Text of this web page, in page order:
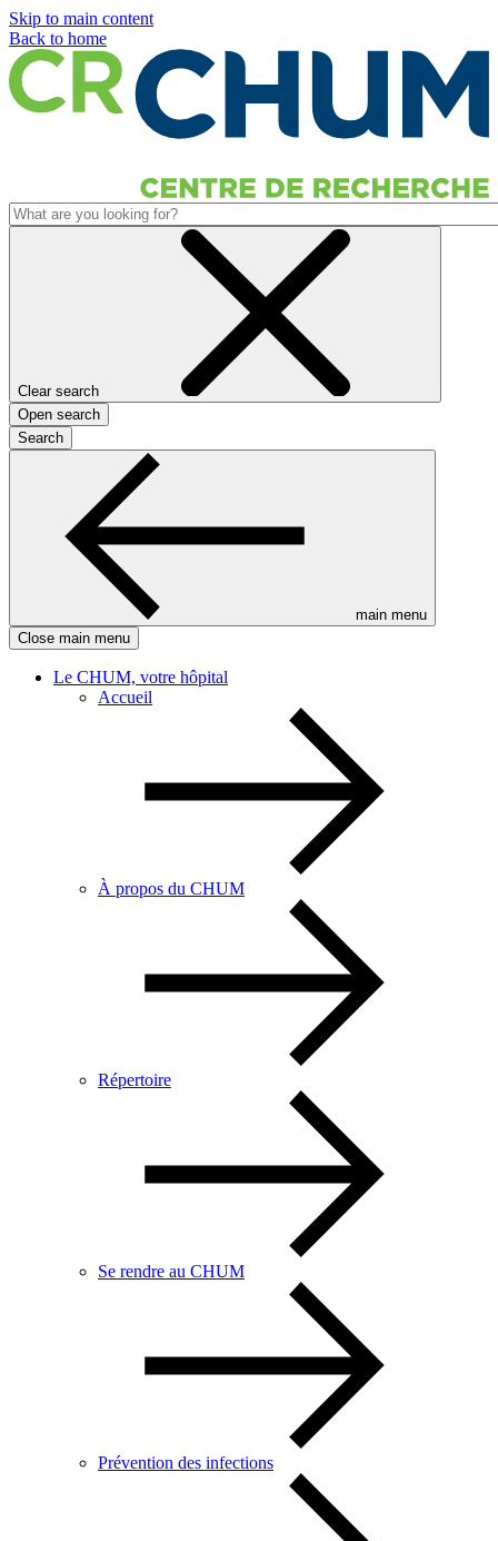
Skip to main content
Back to home
Clear search
Open search
Search
main menu
Close main menu
Le CHUM, votre hôpital
Accueil
À propos du CHUM
Répertoire
Se rendre au CHUM
Prévention des infections